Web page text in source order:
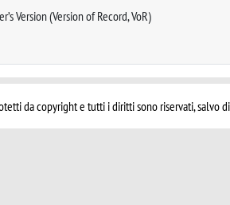
Version (Version of Record, VoR)
da copyright e tutti i diritti sono riservati, salvo